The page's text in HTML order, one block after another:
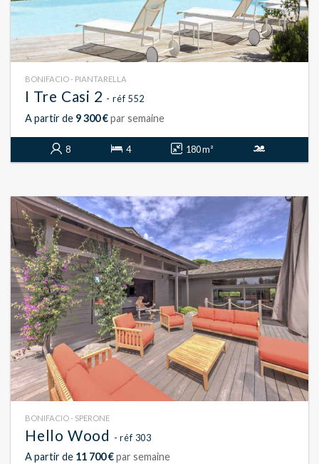
BONIFACIO - PIANTARELLA
I Tre Casi 2 - réf 552
A partir de 9 300 €par semaine
8 4 180 m²
BONIFACIO - SPERONE
Hello Wood - réf 303
A partir de 11 700 €par semaine